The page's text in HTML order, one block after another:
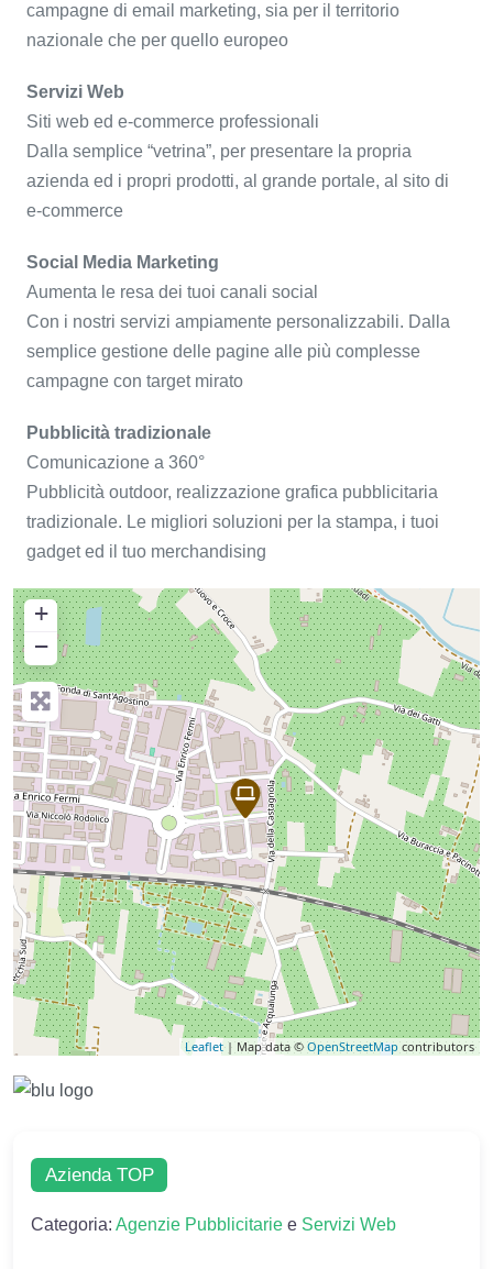
campagne di email marketing, sia per il territorio
nazionale che per quello europeo
Servizi Web
Siti web ed e-commerce professionali
Dalla semplice “vetrina”, per presentare la propria
azienda ed i propri prodotti, al grande portale, al sito di
e-commerce
Social Media Marketing
Aumenta le resa dei tuoi canali social
Con i nostri servizi ampiamente personalizzabili. Dalla
semplice gestione delle pagine alle più complesse
campagne con target mirato
Pubblicità tradizionale
Comunicazione a 360°
Pubblicità outdoor, realizzazione grafica pubblicitaria
tradizionale. Le migliori soluzioni per la stampa, i tuoi
gadget ed il tuo merchandising
+
−
Leaflet| Map data ©OpenStreetMapcontributors
Azienda TOP
Categoria: Agenzie Pubblicitarie e Servizi Web